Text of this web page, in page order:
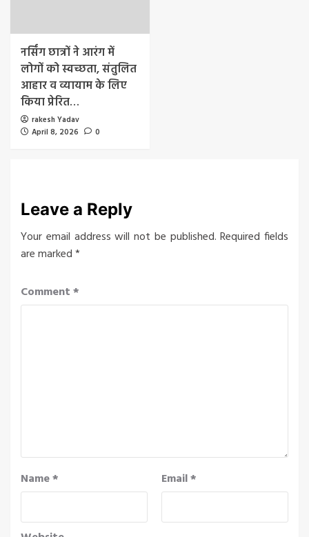
नर्सिंग छात्रों ने आरंग में
लोगों को स्वच्छता, संतुलित
आहार व व्यायाम के लिए
किया प्रेरित…
rakesh Yadav
April 8, 2026
0
Leave a Reply
Your email address will not be published. Required fields
are marked*
Comment*
Name* Email*